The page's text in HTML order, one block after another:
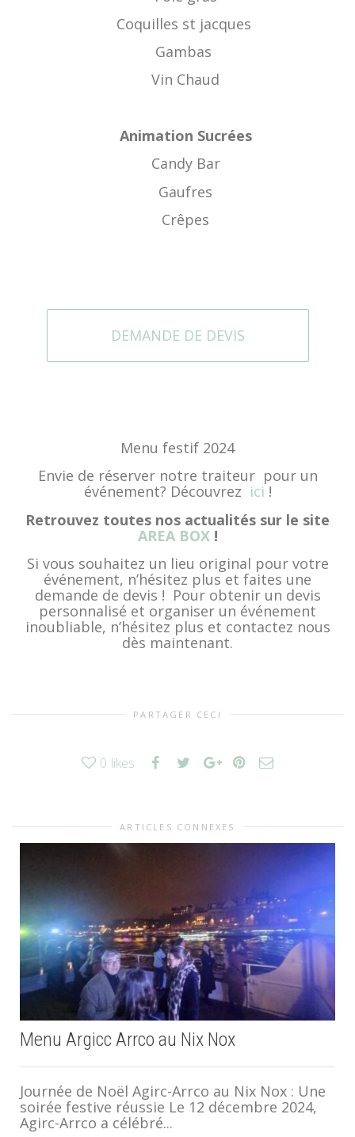
Coquilles st jacques
Gambas
Vin Chaud
Animation Sucrées
Candy Bar
Gaufres
Crêpes
DEMANDE DE DEVIS
Menu festif 2024
Envie de réserver notre traiteur pour un
événement? Découvrez ici !
Retrouvez toutes nos actualités sur le site
AREA BOX!
Si vous souhaitez un lieu original pour votre
événement, n’hésitez plus et faites une
demande de devis ! Pour obtenir un devis
personnalisé et organiser un événement
inoubliable, n’hésitez plus et contactez nous
dès maintenant.
PARTAGER CECI
0 likes
ARTICLES CONNEXES
Menu Argicc Arrco au Nix Nox
Journée de Noël Agirc-Arrco au Nix Nox : Une
soirée festive réussie Le 12 décembre 2024,
Agirc-Arrco a célébré...